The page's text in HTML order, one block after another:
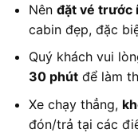
Nên đặt vé trước
cabin đẹp, đặc
Quý khách vui
30 phútđể làm
Xe chạy thẳng,
đón/trả tại các